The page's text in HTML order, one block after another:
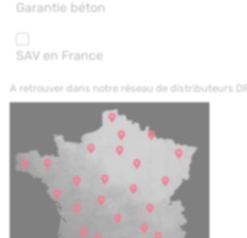
Garantie béton
SAV en France
A retrouver dans notre réseau de distributeurs